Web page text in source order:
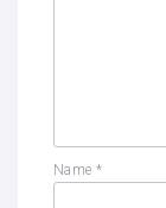
Name *